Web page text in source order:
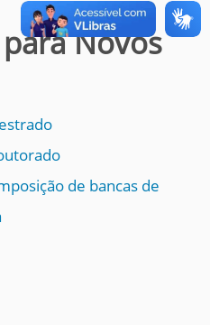
Novos
de bancas de